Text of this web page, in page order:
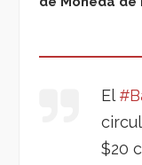
El
$20